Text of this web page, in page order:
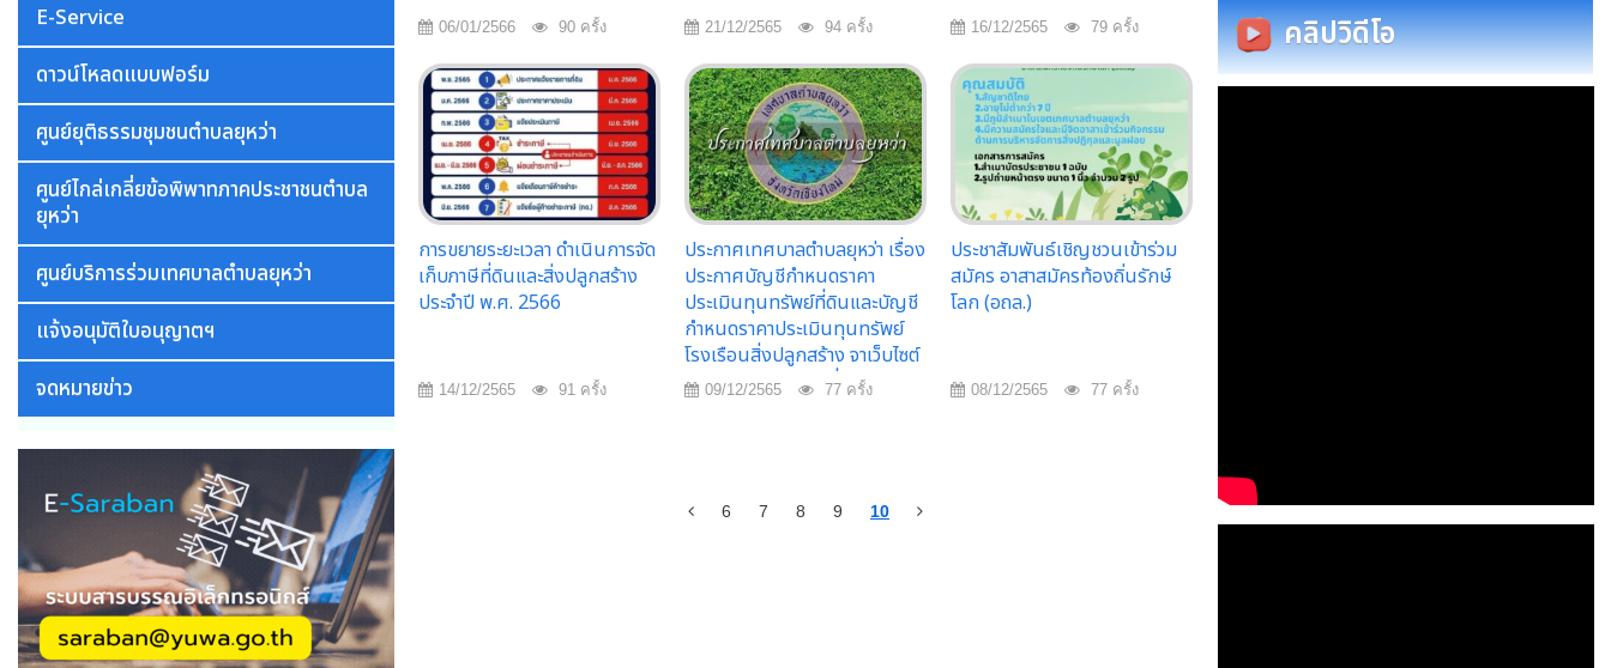
E-Service
ดาวน์โหลดแบบฟอร์ม
ศูนย์ยุติธรรมชุมชนตำบลยุหว่า
ศูนย์ไกล่เกลี่ยข้อพิพาทภาคประชาชนตำบล
ยุหว่า
ศูนย์บริการร่วมเทศบาลตำบลยุหว่า
แจ้งอนุมัติใบอนุญาตฯ
จดหมายข่าว
06/01/2566 90 ครั้ง 21/12/2565 94 ครั้ง 16/12/2565 79 ครั้ง
การขยายระยะเวลา ดำเนินการจัด
เก็บภาษีที่ดินและสิ่งปลูกสร้าง
ประจำปี พ.ศ. 2566
14/12/2565 91 ครั้ง
ประกาศเทศบาลตำบลยุหว่า เรื่อง
ประกาศบัญชีกำหนดราคา
ประเมินทุนทรัพย์ที่ดินและบัญชี
กำหนดราคาประเมินทุนทรัพย์
โรงเรือนสิ่งปลูกสร้าง จาเว็บไซต์
ของกรมธนารักษ์ เพื่อใช้สำหรับ
09/12/2565 77 ครั้ง
ประชาสัมพันธ์เชิญชวนเข้าร่วม
สมัคร อาสาสมัครท้องถิ่นรักษ์
โลก (อถล.)
08/12/2565 77 ครั้ง
6 7 8 9 10
คลิปวิดีโอ